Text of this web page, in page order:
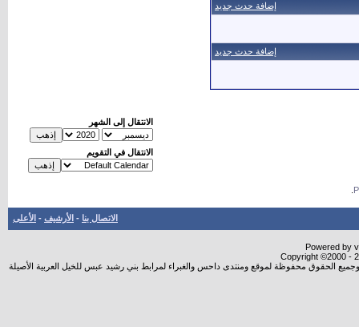
إضافة حدث جديد
إضافة حدث جديد
الانتقال إلى الشهر
الانتقال في التقويم
الاتصال بنا - الأرشيف - الأعلى
Powered by
Copyright ©2000 -
الحقوق محفوظة لموقع ومنتدى داحس والغبراء لمرابط بني رشيد عبس للخيل العربية الأصيلة